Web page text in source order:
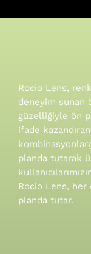
Rocio Lens,
deneyim sunan
güzelliğiyle ön
ifade
planda tutarak
Rocio Lens,
planda tutar.